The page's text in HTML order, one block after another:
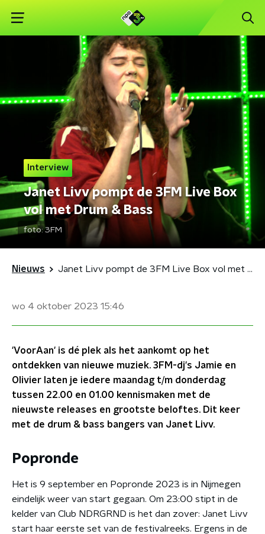
Interview
Janet Livv pompt de 3FM Live Box
vol met Drum & Bass
foto:3FM
Nieuws Janet Livv pompt de 3FM Live Box vol met Drum & Bass
wo 4 oktober 2023 15:46
'VoorAan' is dé plek als het aankomt op het
ontdekken van nieuwe muziek. 3FM-dj's Jamie en
Olivier laten je iedere maandag t/m donderdag
tussen 22.00 en 01.00 kennismaken met de
nieuwste releases en grootste beloftes. Dit keer
met de drum & bass bangers van Janet Livv.
Popronde
Het is 9 september en Popronde 2023 is in Nijmegen
eindelijk weer van start gegaan. Om 23:00 stipt in de
kelder van Club NDRGRND is het dan zover: Janet Livv
start haar eerste set van de festivalreeks. Ergens in de